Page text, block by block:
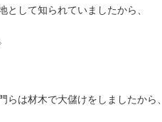
として知られていましたから、
は材木で大儲けをしましたから、